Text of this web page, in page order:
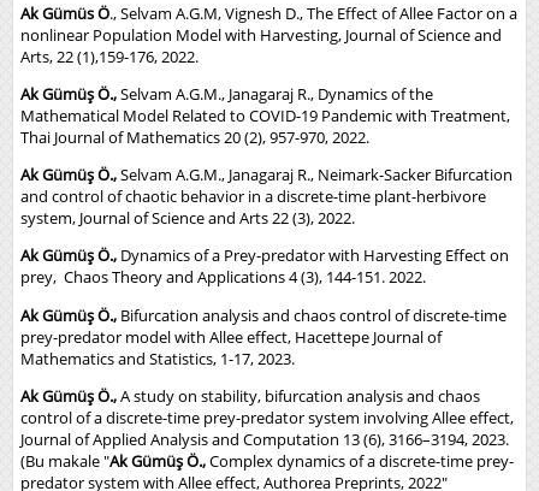
Ak Gümüs Ö., Selvam A.G.M, Vignesh D., The Effect of Allee Factor on a
nonlinear Population Model with Harvesting, Journal of Science and
Arts, 22 (1),159-176, 2022.
Ak Gümüş Ö.,Selvam A.G.M., Janagaraj R., Dynamics of the
Mathematical Model Related to COVID-19 Pandemic with Treatment,
Thai Journal of Mathematics 20 (2), 957-970, 2022.
Ak Gümüş Ö.,Selvam A.G.M., Janagaraj R., Neimark-Sacker Bifurcation
and control of chaotic behavior in a discrete-time plant-herbivore
system, Journal of Science and Arts 22 (3), 2022.
Ak Gümüş Ö., Dynamics of a Prey-predator with Harvesting Effect on
prey, Chaos Theory and Applications 4 (3), 144-151. 2022.
Ak Gümüş Ö., Bifurcation analysis and chaos control of discrete-time
prey-predator model with Allee effect, Hacettepe Journal of
Mathematics and Statistics, 1-17, 2023.
Ak Gümüş Ö.,A study on stability, bifurcation analysis and chaos
control of a discrete-time prey-predator system involving Allee effect,
Journal of Applied Analysis and Computation 13 (6), 3166–3194, 2023.
(Bu makale "Ak Gümüş Ö.,Complex dynamics of a discrete-time prey-
predator system with Allee effect, Authorea Preprints, 2022"